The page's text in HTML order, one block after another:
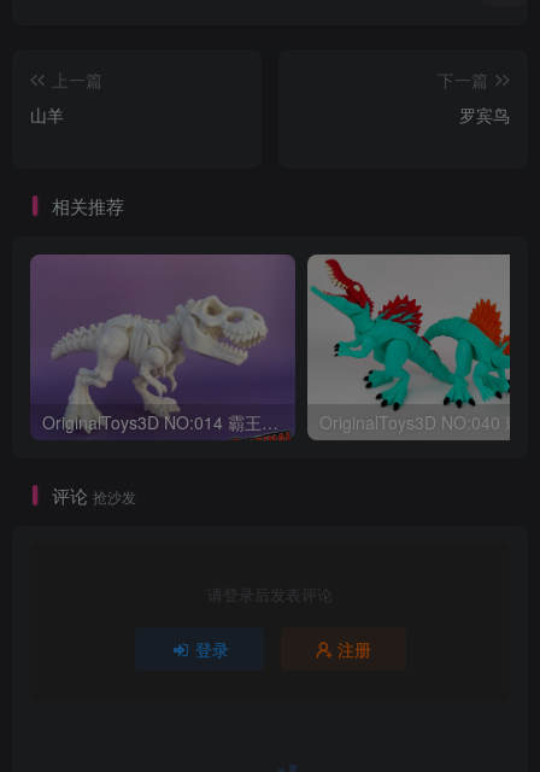
上一篇
山羊
下一篇
罗宾鸟
相关推荐
OriginalToys3D NO:014 霸王龙骨架
评论 抢沙发
请登录后发表评论
登录 注册